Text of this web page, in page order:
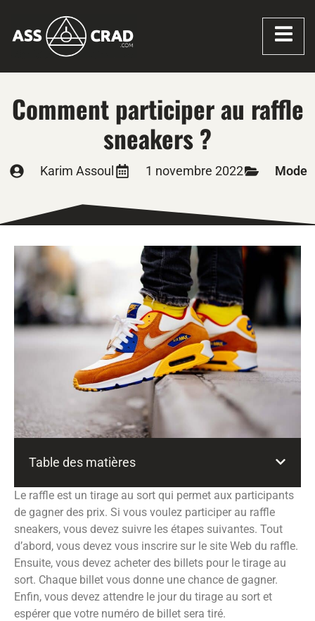
Comment participer au raffle
sneakers ?
Karim Assoul 1 novembre 2022 Mode
Table des matières
Le raffle est un tirage au sort qui permet aux participants
de gagner des prix. Si vous voulez participer au raffle
sneakers, vous devez suivre les étapes suivantes. Tout
d’abord, vous devez vous inscrire sur le site Web du raffle.
Ensuite, vous devez acheter des billets pour le tirage au
sort. Chaque billet vous donne une chance de gagner.
Enfin, vous devez attendre le jour du tirage au sort et
espérer que votre numéro de billet sera tiré.